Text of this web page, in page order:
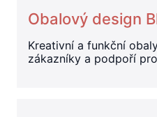
Obalový design
Kreativní a funkční
zákazníky a podpoří